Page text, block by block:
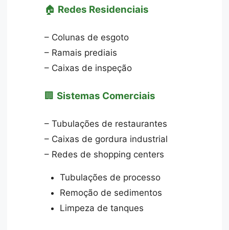
🏠 Redes Residenciais
– Colunas de esgoto
– Ramais prediais
– Caixas de inspeção
🏢 Sistemas Comerciais
– Tubulações de restaurantes
– Caixas de gordura industrial
– Redes de shopping centers
Tubulações de processo
Remoção de sedimentos
Limpeza de tanques